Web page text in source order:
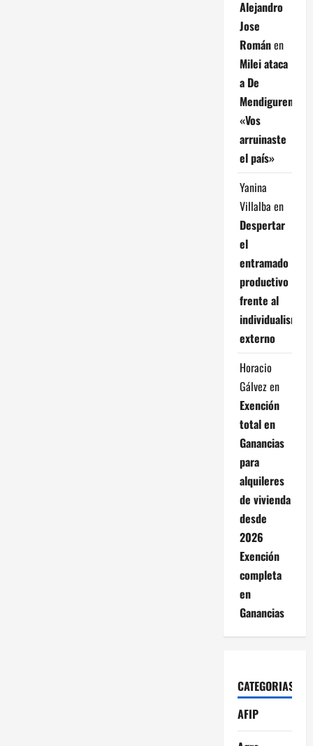
Alejandro
Jose
Románen
Milei ataca
a De
Mendiguren:
«Vos
arruinaste
el país»
Yanina
Villalba en
Despertar
el
entramado
productivo
frente al
individualismo
externo
Horacio
Gálvezen
Exención
total en
Ganancias
para
alquileres
de vivienda
desde
2026
Exención
completa
en
Ganancias
CATEGORIAS
AFIP